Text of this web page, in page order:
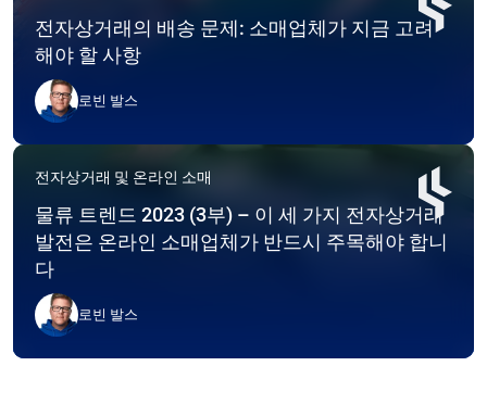
전자상거래의 배송 문제: 소매업체가 지금 고려
해야 할 사항
로빈 발스
전자상거래 및 온라인 소매
물류 트렌드 2023 (3부) – 이 세 가지 전자상거래
발전은 온라인 소매업체가 반드시 주목해야 합니
다
로빈 발스